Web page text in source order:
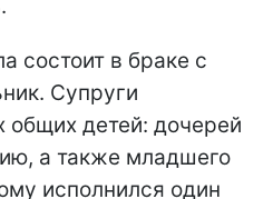
состоит в браке с
Супруги
общих детей: дочерей
а также младшего
исполнился один